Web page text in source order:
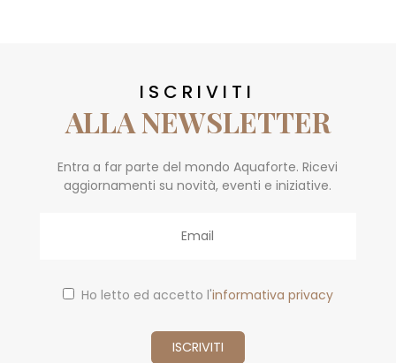
ISCRIVITI
ALLA NEWSLETTER
Entra a far parte del mondo Aquaforte. Ricevi
aggiornamenti su novità, eventi e iniziative.
Ho letto ed accetto l'informativa privacy